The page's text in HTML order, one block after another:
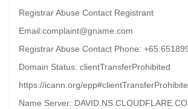
Registrar Abuse Contact Registrant
Email:complaint@gname.com
Registrar Abuse Contact Phone:
Domain Status: clientTransferProhibited
https://icann.org/
Name Server: